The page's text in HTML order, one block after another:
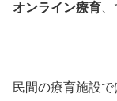
オンライン療育
民間の療育施設で